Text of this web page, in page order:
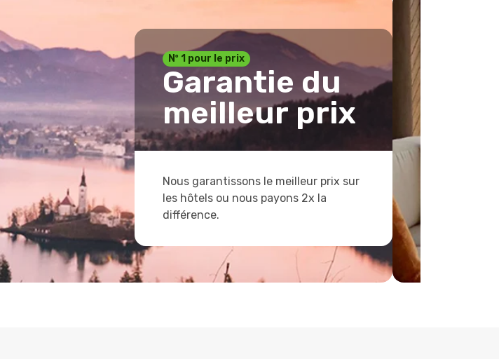
Nº 1 pour le prix
Garantie du
meilleur prix
Nous garantissons le meilleur prix sur
les hôtels ou nous payons 2x la
différence.